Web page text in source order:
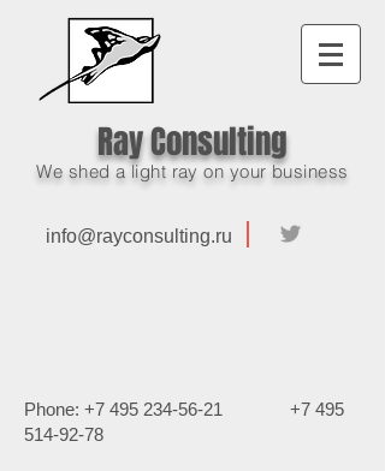
Ray Consulting
We shed a light ray on your business
info@rayconsulting.ru
Phone: +7 495 234-56-21
+7 495
514-92-78